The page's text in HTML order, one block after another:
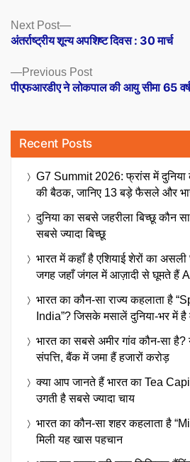
Posts
navigation
Previous PostPrevious
post:
पीएफआरडीए ने लोकपाल की आयु सीमा 65
Next Post
Next
post:
अंतर्राष्ट्रीय शून्य अपशिष्ट दिवस : 30 मार्च
Recent Posts
G7 Summit 2026: फ्रांस में
की बैठक, जानिए 13 बड़े फैसले और
दुनिया का सबसे जहरीला बिच्छू कौन
सबसे ज्यादा बिच्छू
भारत में कहाँ है एशियाई शेरों का
जगह जहाँ जंगल में आज़ादी से घूमते हैं
भारत का कौन-सा राज्य कहलाता है
India”? जिसके मसालें दुनिया-भर में है
भारत का सबसे अमीर गांव कौन-सा है?
संपत्ति, बैंक में जमा हैं हजारों करोड़
क्या आप जानते हैं भारत का Tea
उगती है सबसे ज्यादा चाय
भारत का कौन-सा शहर कहलाता है
मिली यह खास पहचान